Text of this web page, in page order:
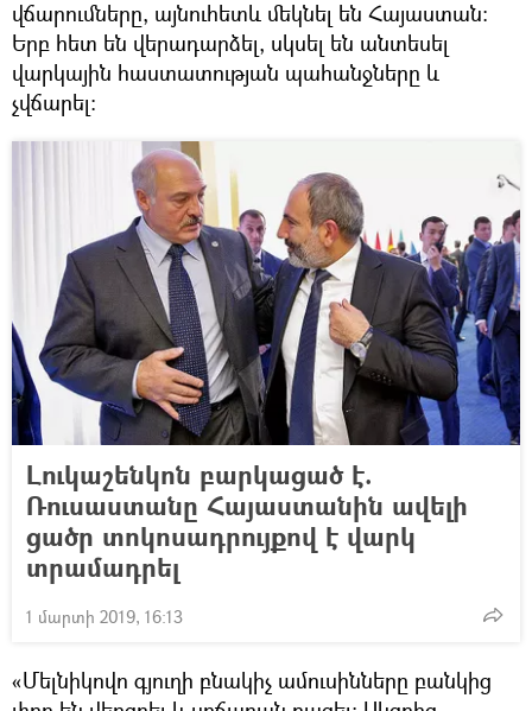
վճարումները, այնուհետև մեկնել են Հայաստան։
Երբ հետ են վերադարձել, սկսել են անտեսել
վարկային հաստատության պահանջները և
չվճարել։
Լուկաշենկոն բարկացած է.
Ռուսաստանը Հայաստանին ավելի
ցածր տոկոսադրույքով է վարկ
տրամադրել
1 մարտի 2019, 16:13
«Մելնիկովո գյուղի բնակիչ ամուսինները բանկից